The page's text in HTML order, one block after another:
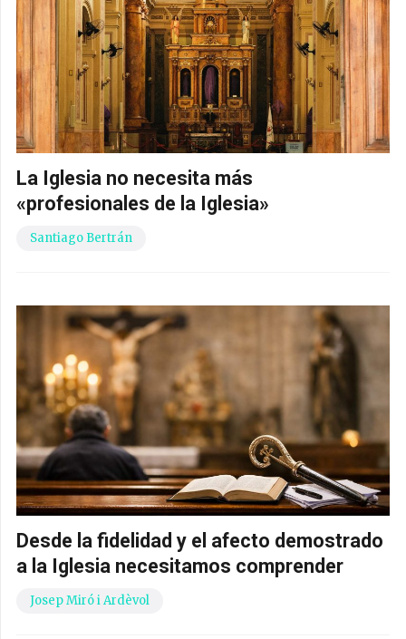
La Iglesia no necesita más
«profesionales de la Iglesia»
Santiago Bertrán
Desde la fidelidad y el afecto demostrado
a la Iglesia necesitamos comprender
Josep Miró i Ardèvol